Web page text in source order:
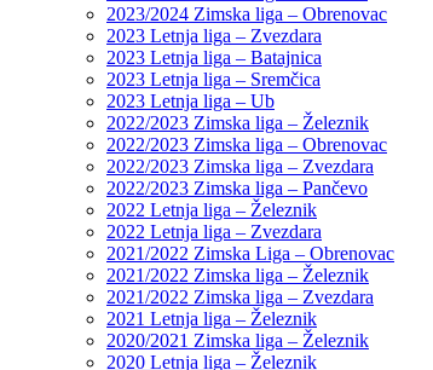
2023/2024 Zimska liga – Obrenovac
2023 Letnja liga – Zvezdara
2023 Letnja liga – Batajnica
2023 Letnja liga – Sremčica
2023 Letnja liga – Ub
2022/2023 Zimska liga – Železnik
2022/2023 Zimska liga – Obrenovac
2022/2023 Zimska liga – Zvezdara
2022/2023 Zimska liga – Pančevo
2022 Letnja liga – Železnik
2022 Letnja liga – Zvezdara
2021/2022 Zimska Liga – Obrenovac
2021/2022 Zimska liga – Železnik
2021/2022 Zimska liga – Zvezdara
2021 Letnja liga – Železnik
2020/2021 Zimska liga – Železnik
2020 Letnja liga – Železnik